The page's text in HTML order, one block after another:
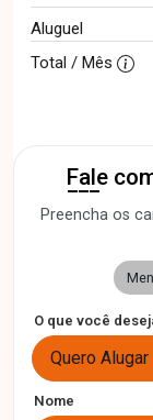
Aluguel
Total / Mês
Fale
Preencha os
O que você
Quero Alugar
Nome